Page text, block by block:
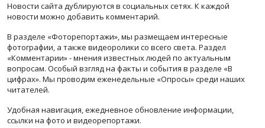
Новости сайта дублируются в социальных сетях. К каждой
новости можно добавить комментарий.
В разделе «Фоторепортажи», мы размещаем интересные
фотографии, а также видеоролики со всего света. Раздел
«Комментарии» - мнения известных людей по актуальным
вопросам. Особый взгляд на факты и события в разделе «В
цифрах». Мы проводим еженедельные «Опросы» среди наших
читателей.
Удобная навигация, ежедневное обновление информации,
ссылки на фото и видеорепортажи.